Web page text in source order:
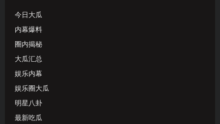
今日大瓜
内幕爆料
圈内揭秘
大瓜汇总
娱乐内幕
娱乐圈大瓜
明星八卦
最新吃瓜